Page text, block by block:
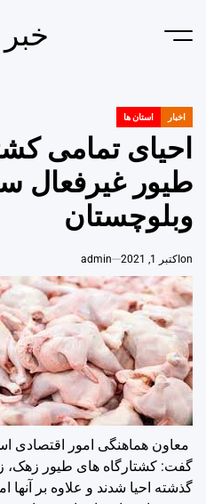
Menu
POSTED
IN
اخبار استان ها
احیای تمامی
طیور غیرفعال
وبلوچستان
on اکتبر 1, 2021 admin
معاون هماهنگی امور اقتصادی
گفت: کشتارگاه های طیور زهک،
گذشته احیا شدند و علاوه بر